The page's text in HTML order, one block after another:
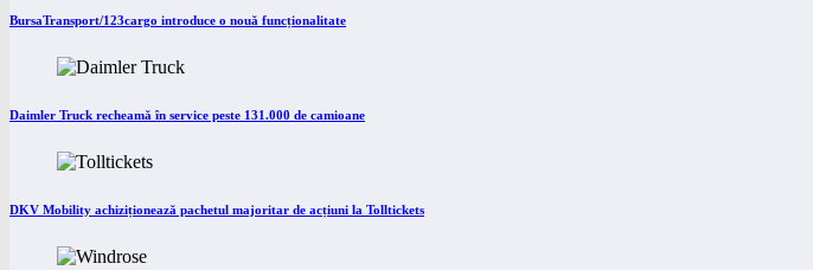
BursaTransport/123cargo introduce o nouă funcționalitate
Daimler Truck recheamă în service peste 131.000 de camioane
DKV Mobility achiziționează pachetul majoritar de acțiuni la Tolltickets